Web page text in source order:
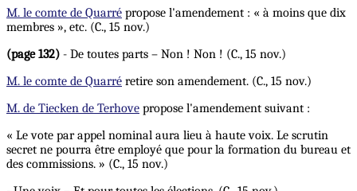
M. le comte de Quarré propose l'amendement : « à moins que dix
membres », etc. (C., 15 nov.)
(page 132) - De toutes parts – Non ! Non ! (C., 15 nov.)
M. le comte de Quarré retire son amendement. (C., 15 nov.)
M. de Tiecken de Terhove propose l'amendement suivant :
« Le vote par appel nominal aura lieu à haute voix. Le scrutin
secret ne pourra être employé que pour la formation du bureau et
des commissions. » (C., 15 nov.)